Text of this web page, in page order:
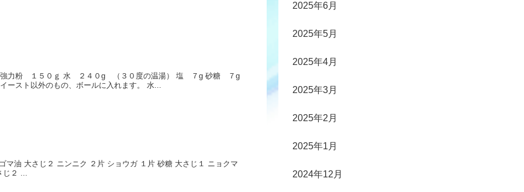
強力粉 １５０ｇ 水 ２４０g （３０度の温湯） 塩 ７g 砂糖 ７g
ースト以外のもの、ボールに入れます。 水...
マ油 大さじ２ ニンニク ２片 ショウガ １片 砂糖 大さじ１ ニョクマ
じ２ ...
2025年6月
2025年5月
2025年4月
2025年3月
2025年2月
2025年1月
2024年12月